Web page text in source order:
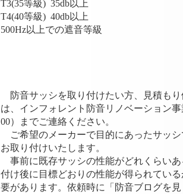
T3(35等級) 35db以上
T4(40等級) 40db以上
500Hz以上での遮音等級
防音サッシを取り付けたい方、見積も
は、インフォレント防音リノベーション事
00）までご連絡ください。
ご希望のメーカーで目的にあったサッ
お取り付けいたします。
事前に既存サッシの性能がどれくらい
付け後に目標どおりの性能が得られてい
要があります。依頼時に「防音ブログを